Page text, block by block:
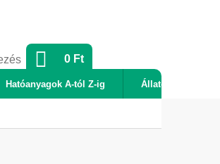
KOSÁR
0 Ft
Hatóanyagok A-tól Z-ig Állatok